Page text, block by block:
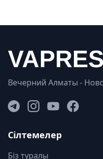
Вечерний Алматы -
Сілтемелер
Біз туралы